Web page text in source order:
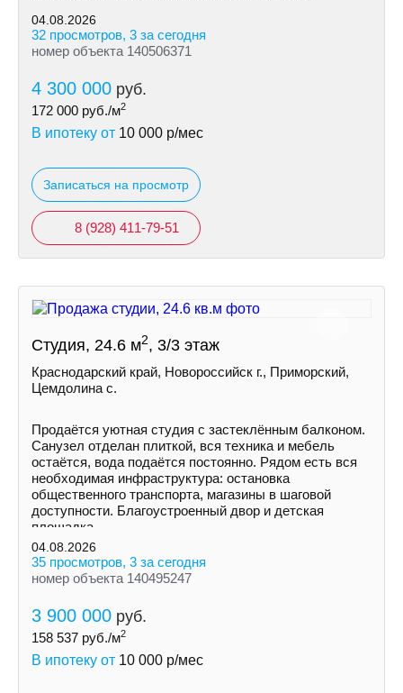
04.08.2026
32 просмотров, 3 за сегодня
номер объекта 140506371
4 300 000 руб.
172 000 руб./м2
В ипотеку от 10 000 р/мес
Записаться на просмотр
8 (928) 411-79-51
Студия, 24.6 м2, 3/3 этаж
Краснодарский край, Новороссийск г., Приморский,
Цемдолина с.
Продаётся уютная студия с застеклённым балконом.
Санузел отделан плиткой, вся техника и мебель
остаётся, вода подаётся постоянно. Рядом есть вся
необходимая инфраструктура: остановка
общественного транспорта, магазины в шаговой
доступности. Благоустроенный двор и детская
площадка.
04.08.2026
35 просмотров, 3 за сегодня
номер объекта 140495247
3 900 000 руб.
158 537 руб./м2
В ипотеку от 10 000 р/мес